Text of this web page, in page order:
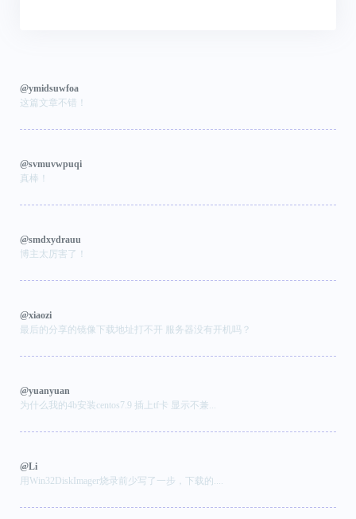
@ymidsuwfoa
这篇文章不错！
@svmuvwpuqi
真棒！
@smdxydrauu
博主太厉害了！
@xiaozi
最后的分享的镜像下载地址打不开 服务器没有开机吗？
@yuanyuan
为什么我的4b安装centos7.9 插上tf卡 显示不兼...
@Li
用Win32DiskImager烧录前少写了一步，下载的....